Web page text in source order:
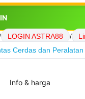
LOGIN ASTRA88 /
Cerdas dan
Info & harga